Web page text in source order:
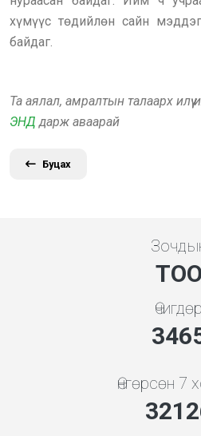
хүмүүс төдийлөн сайн
байдаг.
Та аялал, амралтын талаарх
ЭНД дарж аваарай
Буцах
ТОО
Өчигдөр
Өнгөрсөн 7